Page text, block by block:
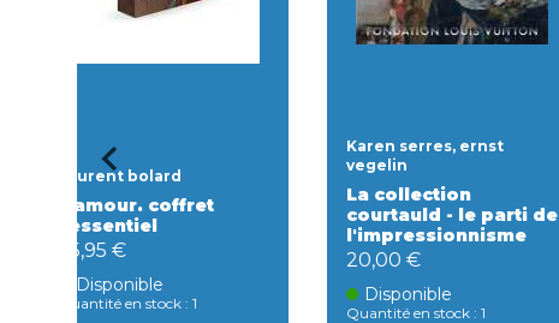
Laurent bolard
L'amour. coffret
l'essentiel
25,95 €
Disponible
Quantité en stock : 1
Karen serres, ernst
vegelin
La collection
courtauld - le parti de
l'impressionnisme
20,00 €
Disponible
Quantité en stock : 1